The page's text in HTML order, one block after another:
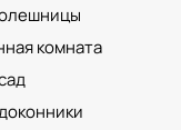
комната